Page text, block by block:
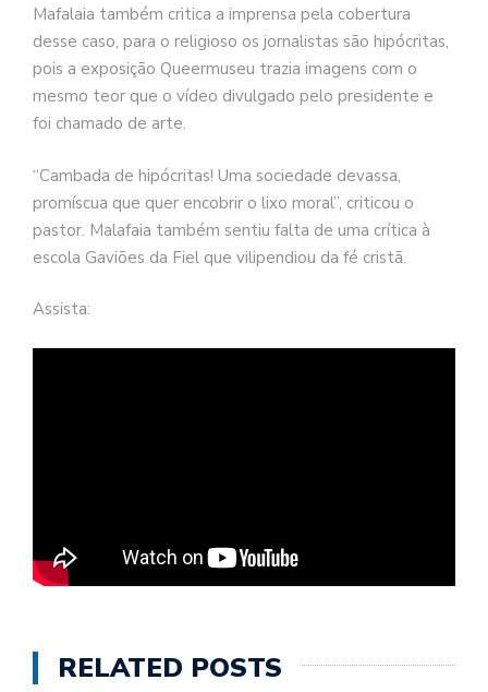
Mafalaia também critica a imprensa pela cobertura
desse caso, para o religioso os jornalistas são hipócritas,
pois a exposição Queermuseu trazia imagens com o
mesmo teor que o vídeo divulgado pelo presidente e
foi chamado de arte.
“Cambada de hipócritas! Uma sociedade devassa,
promíscua que quer encobrir o lixo moral”, criticou o
pastor. Malafaia também sentiu falta de uma crítica à
escola Gaviões da Fiel que vilipendiou da fé cristã.
Assista:
RELATED POSTS